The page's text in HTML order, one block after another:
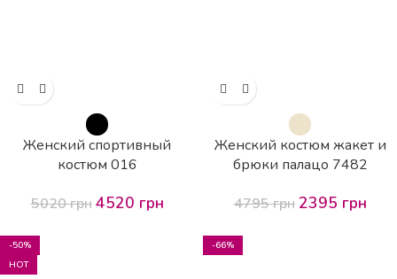
Женский спортивный
костюм 016
5020грн 4520 грн
Женский костюм жакет и
брюки палацо 7482
4795грн 2395 грн
-50%
HOT
-66%